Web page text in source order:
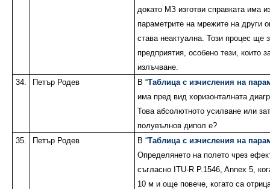
докато МЗ изготви справката има
параметрите на мрежите на други
става неактуална. Този процес ще
предприятия, особено тези, които
излъчване.
34.
Петър Родев В “Таблица с изчисления на
има пред вид хоризонталната
Това абсолютното усилване или
полувълнов дипол е?
35.
Петър Родев В“Таблица с изчисления на
Определянето на полето чрез
съгласно ITU-R P.1546, Annex 5,
10 м и още повече, когато са